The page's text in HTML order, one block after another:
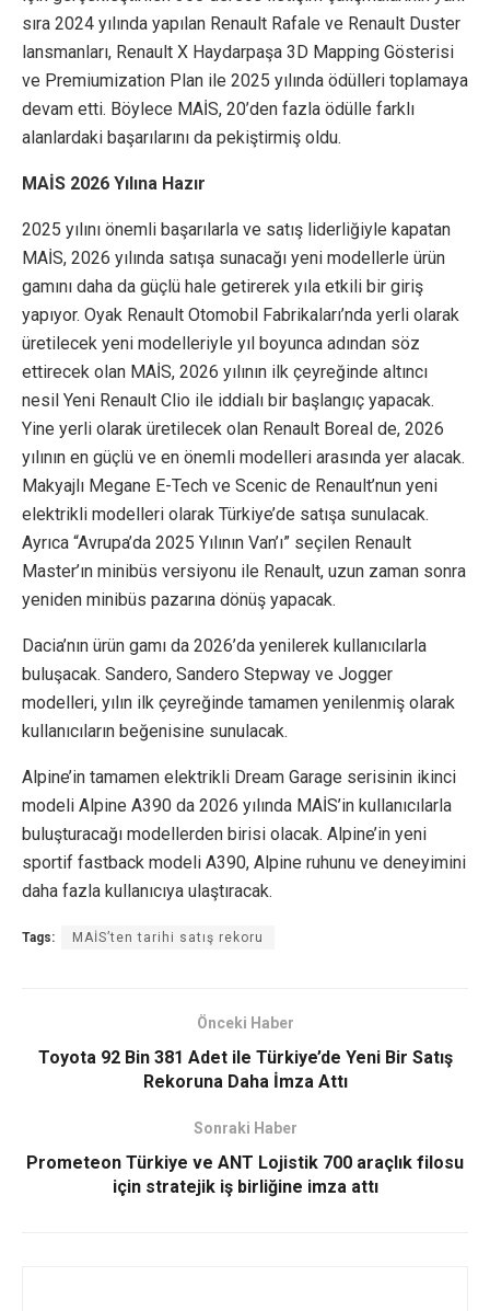
sıra 2024 yılında yapılan Renault Rafale ve Renault Duster
lansmanları, Renault X Haydarpaşa 3D Mapping Gösterisi
ve Premiumization Plan ile 2025 yılında ödülleri toplamaya
devam etti. Böylece MAİS, 20’den fazla ödülle farklı
alanlardaki başarılarını da pekiştirmiş oldu.
MAİS 2026 Yılına Hazır
2025 yılını önemli başarılarla ve satış liderliğiyle kapatan
MAİS, 2026 yılında satışa sunacağı yeni modellerle ürün
gamını daha da güçlü hale getirerek yıla etkili bir giriş
yapıyor. Oyak Renault Otomobil Fabrikaları’nda yerli olarak
üretilecek yeni modelleriyle yıl boyunca adından söz
ettirecek olan MAİS, 2026 yılının ilk çeyreğinde altıncı
nesil Yeni Renault Clio ile iddialı bir başlangıç yapacak.
Yine yerli olarak üretilecek olan Renault Boreal de, 2026
yılının en güçlü ve en önemli modelleri arasında yer alacak.
Makyajlı Megane E-Tech ve Scenic de Renault’nun yeni
elektrikli modelleri olarak Türkiye’de satışa sunulacak.
Ayrıca “Avrupa’da 2025 Yılının Van’ı” seçilen Renault
Master’ın minibüs versiyonu ile Renault, uzun zaman sonra
yeniden minibüs pazarına dönüş yapacak.
Dacia’nın ürün gamı da 2026’da yenilerek kullanıcılarla
buluşacak. Sandero, Sandero Stepway ve Jogger
modelleri, yılın ilk çeyreğinde tamamen yenilenmiş olarak
kullanıcıların beğenisine sunulacak.
Alpine’in tamamen elektrikli Dream Garage serisinin ikinci
modeli Alpine A390 da 2026 yılında MAİS’in kullanıcılarla
buluşturacağı modellerden birisi olacak. Alpine’in yeni
sportif fastback modeli A390, Alpine ruhunu ve deneyimini
daha fazla kullanıcıya ulaştıracak.
Tags: MAİS’ten tarihi satış rekoru
Önceki Haber
Toyota 92 Bin 381 Adet ile Türkiye’de Yeni Bir Satış
Rekoruna Daha İmza Attı
Sonraki Haber
Prometeon Türkiye ve ANT Lojistik 700 araçlık filosu
için stratejik iş birliğine imza attı